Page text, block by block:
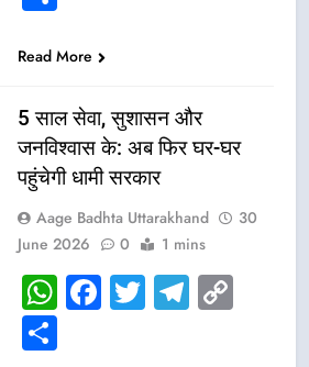
Read More
5 साल सेवा, सुशासन और
जनविश्वास के: अब फिर घर-घर
पहुंचेगी धामी सरकार
Aage Badhta Uttarakhand
30
June 2026
0 1 mins
WhatsApp
Facebook
Twitter
Share